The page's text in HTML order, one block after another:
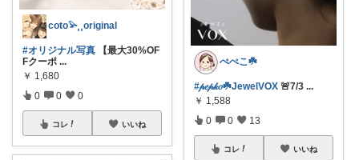
coto𓅫⸒⸒original
#オリジナル写真 【最大30%OF
Fクーポ ...
￥ 1,680
0 0 0
コレ いいね
ぺぺこ☘️
#𝓅𝑒𝓅𝓀𝑜☘️JewelVOX 🚨7/3 ...
￥ 1,588
0 0 13
コレ いいね